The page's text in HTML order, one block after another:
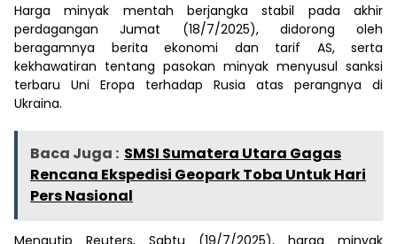
Harga minyak mentah berjangka stabil pada akhir
perdagangan Jumat (18/7/2025), didorong oleh
beragamnya berita ekonomi dan tarif AS, serta
kekhawatiran tentang pasokan minyak menyusul sanksi
terbaru Uni Eropa terhadap Rusia atas perangnya di
Ukraina.
Baca Juga : SMSI Sumatera Utara Gagas
Rencana Ekspedisi Geopark Toba Untuk Hari
Pers Nasional
Mengutip Reuters, Sabtu (19/7/2025), harga minyak